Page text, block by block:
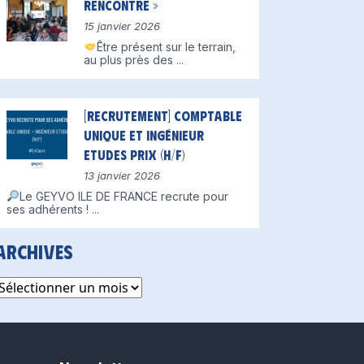
Rencontre »
15 janvier 2026
Être présent sur le terrain,
au plus près des ...
[Recrutement] Comptable
unique et Ingénieur
Etudes Prix (H/F)
13 janvier 2026
Le GEYVO ILE DE FRANCE recrute pour
ses adhérents ! ...